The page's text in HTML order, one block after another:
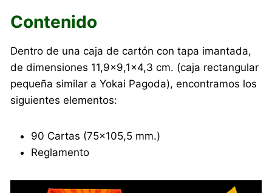
Contenido
Dentro de una caja de cartón con tapa imantada,
de dimensiones 11,9×9,1×4,3 cm. (caja rectangular
pequeña similar a Yokai Pagoda), encontramos los
siguientes elementos:
90 Cartas (75×105,5 mm.)
Reglamento